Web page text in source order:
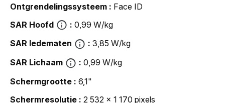
Ontgrendelingssysteem
Face ID
SAR Hoofd
0,99 W/kg
SAR ledematen
3,85 W/kg
SAR Lichaam
0,99 W/kg
Schermgrootte
6,1"
Schermresolutie
2 532 x 1 170 pixels